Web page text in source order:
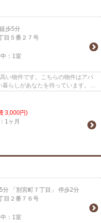
歩5分
目５番２７号
： 1室
い物件です。こちらの物件はアパ
らしがあなたを待っています。素
3,000円)
1ヶ月
分 「別宮町７丁目」 停歩2分
目２番７６号
： 1室